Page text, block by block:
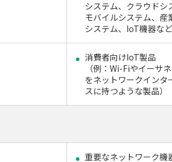
システム、クラウドシ
モバイルシステム、産
システム、IoT機器な
消費者向けIoT製品
（例：Wi-Fiやイーサ
をネットワークインタ
スに持つような製品）
重要なネットワーク機